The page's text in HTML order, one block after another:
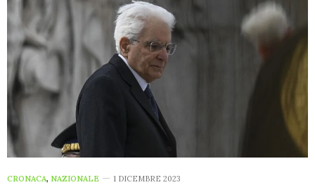
CRONACA, NAZIONALE 1 DICEMBRE 2023